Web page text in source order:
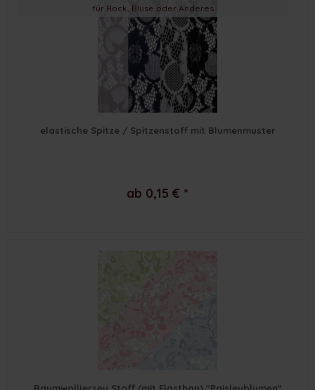
für Rock, Bluse oder Anderes
elastische Spitze / Spitzenstoff mit Blumenmuster
ab 0,15 € *
Baumwolljersey Stoff (mit Elasthan) "Paisleyblumen"